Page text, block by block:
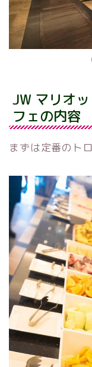
JW マリオ
フェの内容
まずは定番のト